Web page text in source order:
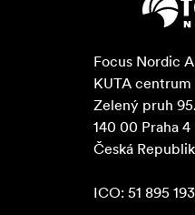
Focus Nordic
KUTA centrum
Zelený pruh
140 00 Praha 4
Česká
ICO: 51 895 193